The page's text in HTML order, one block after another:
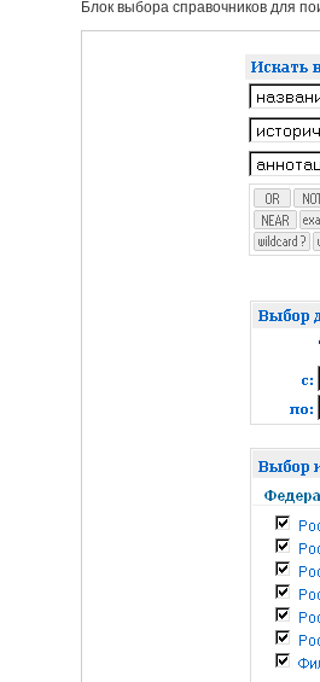
Блок выбора справочников для